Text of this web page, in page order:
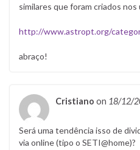
similares que foram criados nos
http://www.astropt.org/
abraço!
Cristiano on 18/12/
Será uma tendência isso de
via online (tipo o SETI@home)?